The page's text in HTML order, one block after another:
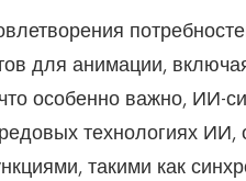
для анимации,
особенно важно, ИИ-
технологиях ИИ,
такими как